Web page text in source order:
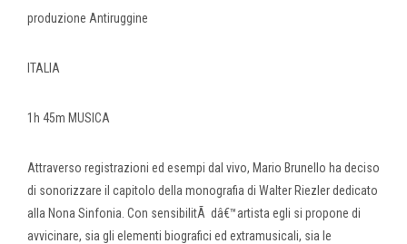
produzione Antiruggine
ITALIA
1h 45m MUSICA
Attraverso registrazioni ed esempi dal vivo, Mario Brunello ha deciso
di sonorizzare il capitolo della monografia di Walter Riezler dedicato
alla Nona Sinfonia. Con sensibilitÃ dâ€™artista egli si propone di
avvicinare, sia gli elementi biografici ed extramusicali, sia le